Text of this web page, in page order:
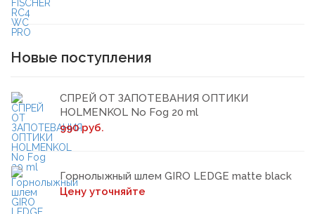
Новые поступления
СПРЕЙ ОТ ЗАПОТЕВАНИЯ ОПТИКИ
HOLMENKOL No Fog 20 ml
990 руб.
Горнолыжный шлем GIRO LEDGE matte black
Цену уточняйте